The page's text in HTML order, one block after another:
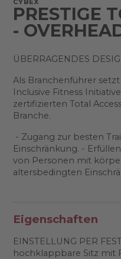
CYBEX
PRESTIGE
-
ÜBERRAGENDES
Als Branchenführer
Inclusive Fitness
zertifizierten Total
Branche.
- Zugang zur besten
Einschränkung. -
von Personen mit
altersbedingten
Eigenschaften
EINSTELLUNG PER
hochklappbare Sitz mit